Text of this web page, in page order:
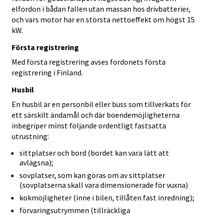
elfordon i bådan fallen utan massan hos drivbatterier,
och vars motor har en största nettoeffekt om högst 15
kW.
Första registrering
Med första registrering avses fordonets första
registrering i Finland.
Husbil
En husbil är en personbil eller buss som tillverkats för
ett särskilt ändamål och där boendemöjligheterna
inbegriper minst följande ordentligt fastsatta
utrustning:
sittplatser och bord (bordet kan vara lätt att
avlägsna);
sovplatser, som kan göras om av sittplatser
(sovplatserna skall vara dimensionerade för vuxna)
kokmöjligheter (inne i bilen, tillåten fast inredning);
förvaringsutrymmen (tillräckliga